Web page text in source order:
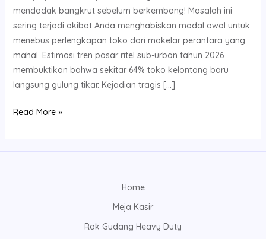
mendadak bangkrut sebelum berkembang! Masalah ini
sering terjadi akibat Anda menghabiskan modal awal untuk
menebus perlengkapan toko dari makelar perantara yang
mahal. Estimasi tren pasar ritel sub-urban tahun 2026
membuktikan bahwa sekitar 64% toko kelontong baru
langsung gulung tikar. Kejadian tragis […]
Read More »
Home
Meja Kasir
Rak Gudang Heavy Duty